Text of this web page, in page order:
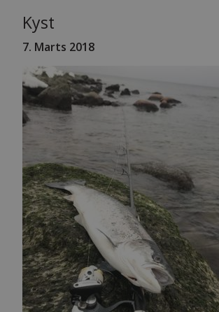
Kyst
7. Marts 2018